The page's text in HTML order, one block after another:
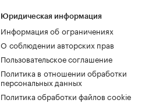
Юридическая информация
Информация об ограничениях
О соблюдении авторских прав
Пользовательское соглашение
Политика в отношении обработки
персональных данных
Политика обработки файлов cookie